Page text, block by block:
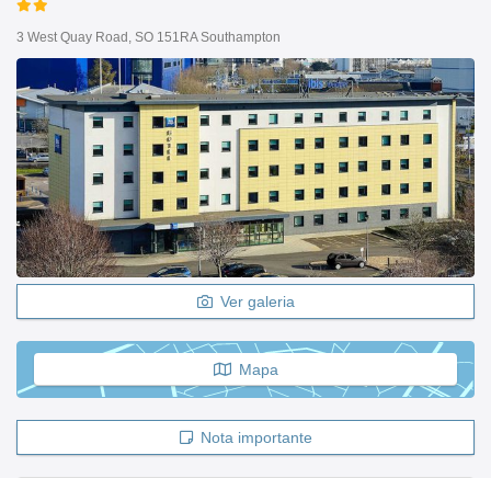
3 West Quay Road, SO 151RA Southampton
Ver galeria
Mapa
Nota importante